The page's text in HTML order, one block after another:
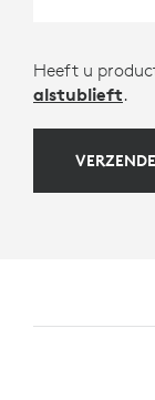
Heeft u
alstublieft.